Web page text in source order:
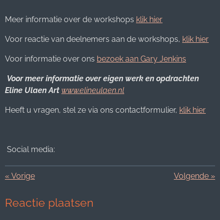
Meer informatie over de workshops klik hier
Voor reactie van deelnemers aan de workshops, klik hier
Voor informatie over ons bezoek aan Gary Jenkins
Voor meer informatie over eigen werk en opdrachten
Eline Ulaen Art www.elineulaen.nl
Heeft u vragen, stel ze via ons contactformulier, klik hier
Social media:
« Vorige Volgende »
Reactie plaatsen